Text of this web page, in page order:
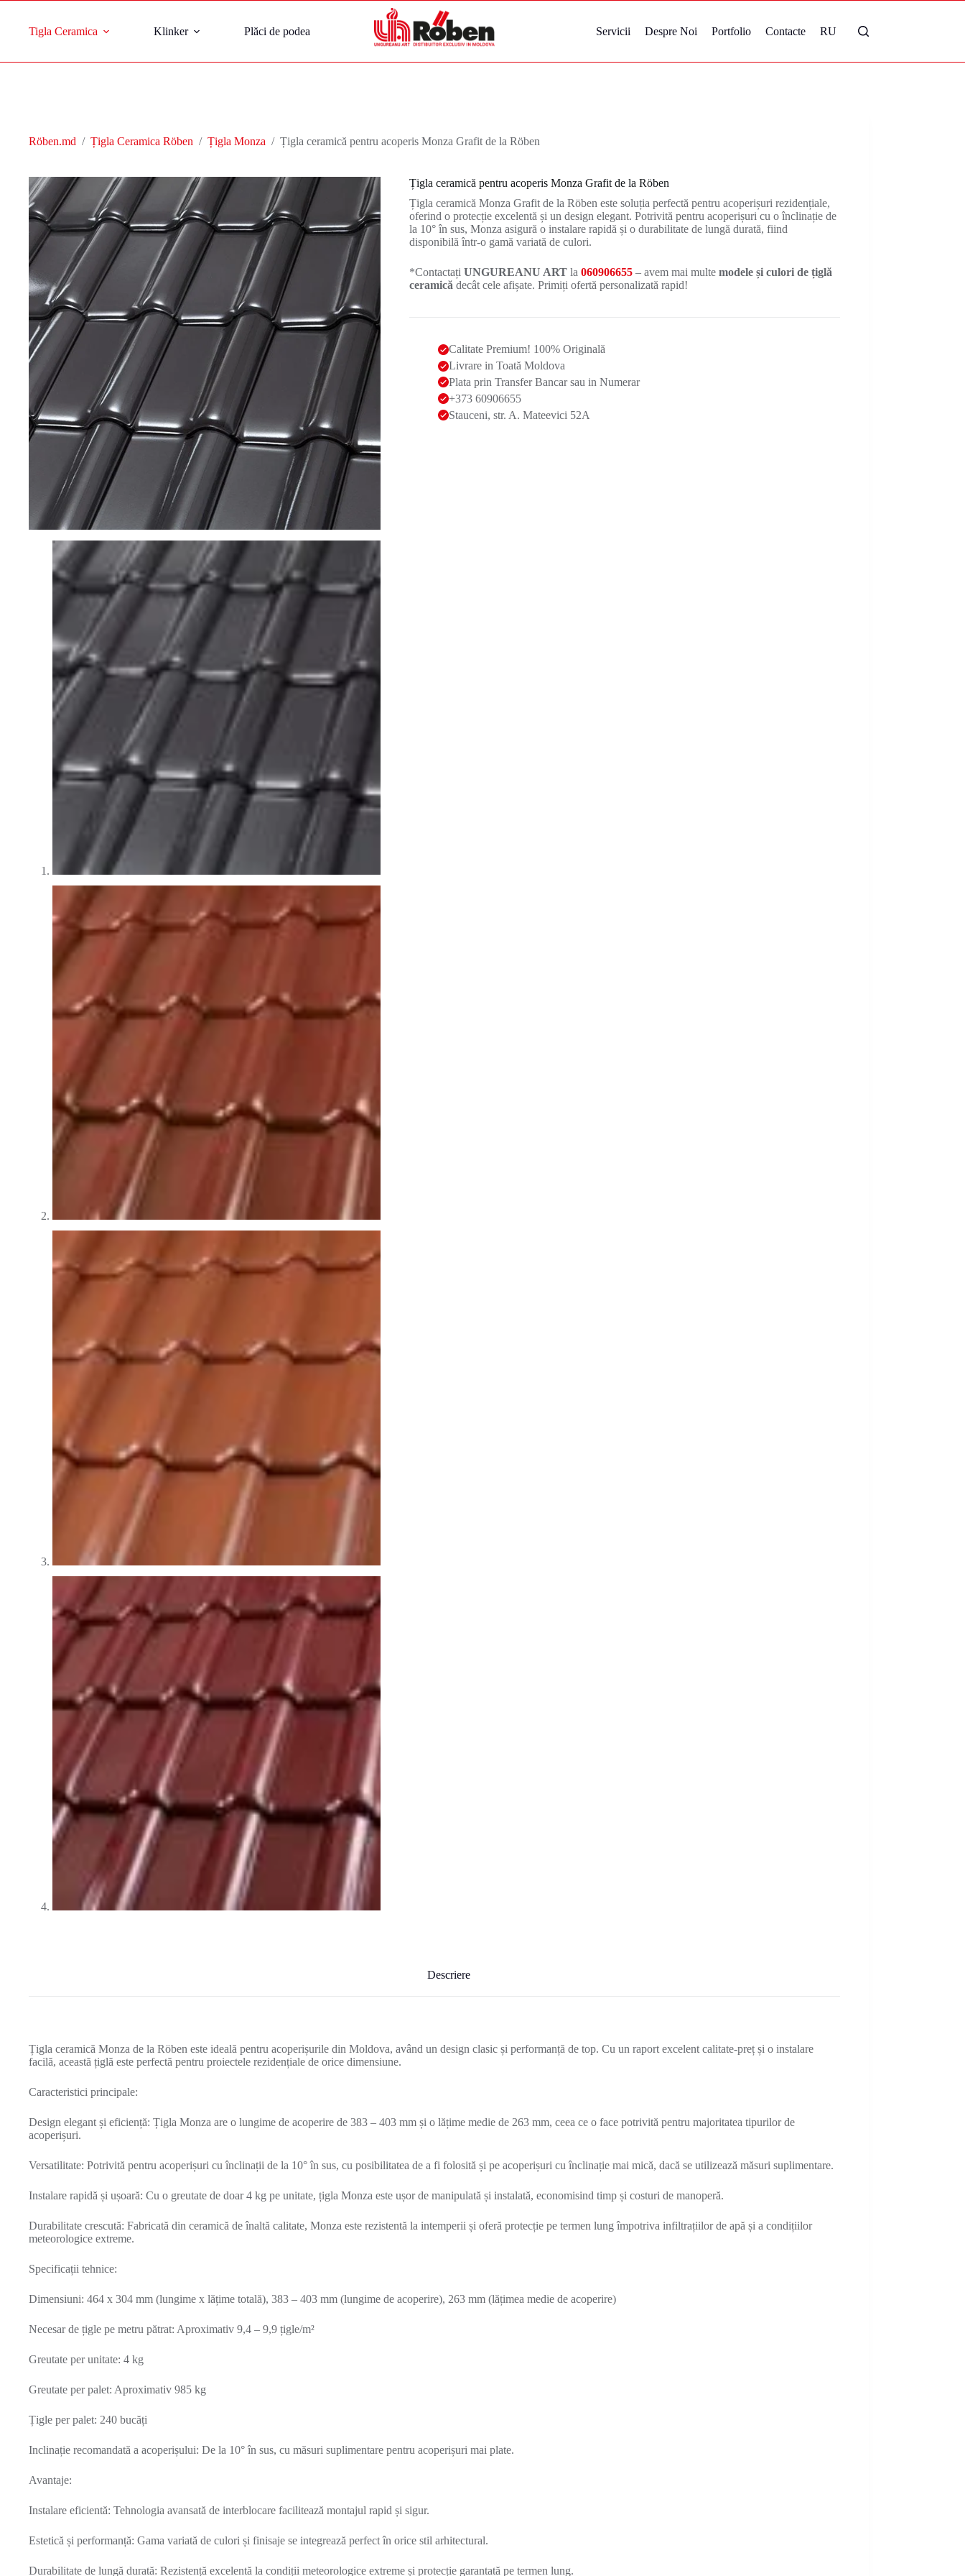
Tigla Ceramica Klinker Plăci de podea Servicii Despre Noi Portfolio Contacte RU
Röben.md / Țigla Ceramica Röben / Țigla Monza / Țigla ceramică pentru acoperis Monza Grafit de la Röben
Țigla ceramică pentru acoperis Monza Grafit de la Röben
Țigla ceramică Monza Grafit de la Röben este soluția perfectă pentru acoperișuri rezidențiale,
oferind o protecție excelentă și un design elegant. Potrivită pentru acoperișuri cu o înclinație de
la 10° în sus, Monza asigură o instalare rapidă și o durabilitate de lungă durată, fiind
disponibilă într-o gamă variată de culori.
*ContactațiUNGUREANU ART la060906655 – avem mai multemodele și culori de țiglă
ceramică decât cele afișate. Primiți ofertă personalizată rapid!
Calitate Premium! 100% Originală
Livrare in Toată Moldova
Plata prin Transfer Bancar sau in Numerar
+373 60906655
Stauceni, str. A. Mateevici 52A
Descriere
Țigla ceramică Monza de la Röben este ideală pentru acoperișurile din Moldova, având un design clasic și performanță de top. Cu un raport excelent calitate-preț și o instalare
facilă, această țiglă este perfectă pentru proiectele rezidențiale de orice dimensiune.
Caracteristici principale:
Design elegant și eficiență: Țigla Monza are o lungime de acoperire de 383 – 403 mm și o lățime medie de 263 mm, ceea ce o face potrivită pentru majoritatea tipurilor de
acoperișuri.
Versatilitate: Potrivită pentru acoperișuri cu înclinații de la 10° în sus, cu posibilitatea de a fi folosită și pe acoperișuri cu înclinație mai mică, dacă se utilizează măsuri suplimentare.
Instalare rapidă și ușoară: Cu o greutate de doar 4 kg pe unitate, țigla Monza este ușor de manipulată și instalată, economisind timp și costuri de manoperă.
Durabilitate crescută: Fabricată din ceramică de înaltă calitate, Monza este rezistentă la intemperii și oferă protecție pe termen lung împotriva infiltrațiilor de apă și a condițiilor
meteorologice extreme.
Specificații tehnice:
Dimensiuni: 464 x 304 mm (lungime x lățime totală), 383 – 403 mm (lungime de acoperire), 263 mm (lățimea medie de acoperire)
Necesar de țigle pe metru pătrat: Aproximativ 9,4 – 9,9 țigle/m²
Greutate per unitate: 4 kg
Greutate per palet: Aproximativ 985 kg
Țigle per palet: 240 bucăți
Inclinație recomandată a acoperișului: De la 10° în sus, cu măsuri suplimentare pentru acoperișuri mai plate.
Avantaje:
Instalare eficientă: Tehnologia avansată de interblocare facilitează montajul rapid și sigur.
Estetică și performanță: Gama variată de culori și finisaje se integrează perfect în orice stil arhitectural.
Durabilitate de lungă durată: Rezistență excelentă la condiții meteorologice extreme și protecție garantată pe termen lung.